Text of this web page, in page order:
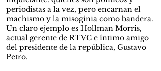
periodistas a la vez, pero encarnan el
machismo y la misoginia como bandera.
Un claro ejemplo es Hollman Morris,
actual gerente de RTVC e íntimo amigo
del presidente de la república, Gustavo
Petro.